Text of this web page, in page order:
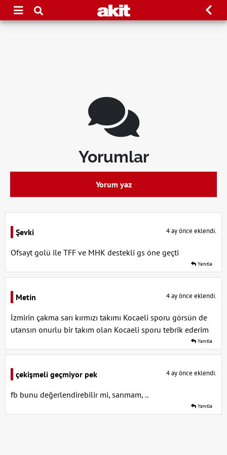
Yorumlar
Yorum yaz
Şevki 4 ay önce eklendi.
Ofsayt golü ile TFF ve MHK destekli gs öne geçti
Yanıtla
Metin 4 ay önce eklendi.
İzmirin çakma sarı kırmızı takımı Kocaeli sporu görsün de
utansın onurlu bir takım olan Kocaeli sporu tebrik ederim
Yanıtla
çekişmeli geçmiyor pek 4 ay önce eklendi.
fb bunu değerlendirebilir mi, sanmam, ..
Yanıtla